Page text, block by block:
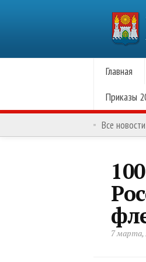
Главная
Приказы
Все новости
7 марта,